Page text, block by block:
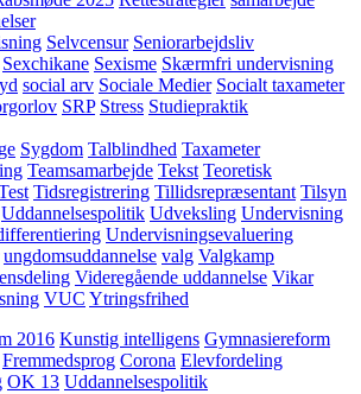
Selvcensur Seniorarbejdsliv
Sexchikane Sexisme Skærmfri undervisning
social arv Sociale Medier Socialt taxameter
SRP Stress Studiepraktik
Sygdom Talblindhed Taxameter
Teamsamarbejde Tekst Teoretisk
Tidsregistrering Tillidsrepræsentant Tilsyn
Uddannelsespolitik Udveksling Undervisning
Undervisningsevaluering
ungdomsuddannelse valg Valgkamp
Videregående uddannelse Vikar
VUC Ytringsfrihed
2016 Kunstig intelligens Gymnasiereform
Fremmedsprog Corona Elevfordeling
OK 13 Uddannelsespolitik